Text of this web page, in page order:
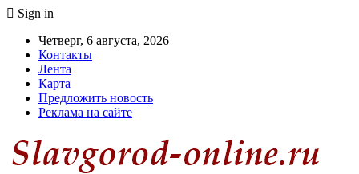
Sign in
Четверг, 6 августа, 2026
Контакты
Лента
Карта
Предложить новость
Реклама на сайте